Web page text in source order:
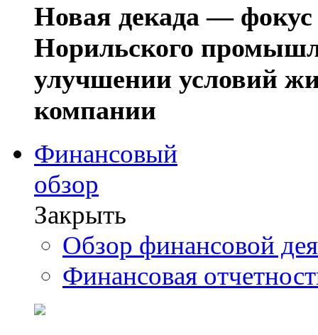
Новая декада — фокус
Норильского
улучшении условий
компании
Финансовый
обзор
Закрыть
Обзор финансовой
Финансовая